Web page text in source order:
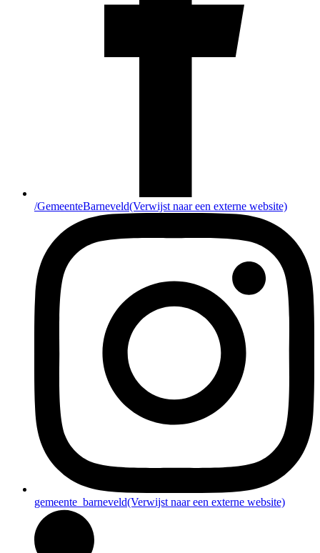
/GemeenteBarneveld(Verwijst naar een externe website)
gemeente_barneveld(Verwijst naar een externe website)